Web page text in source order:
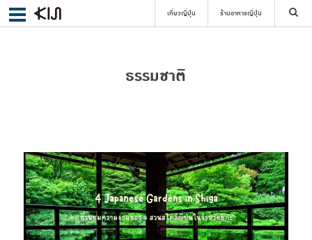
เที่ยวญี่ปุ่น ร้านอาหารญี่ปุ่น
ธรรมชาติ